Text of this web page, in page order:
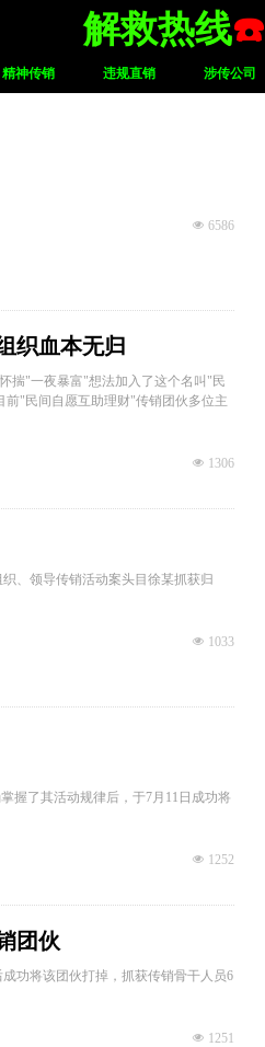
精神传销 违规直销 涉传公司
解救热线☎️
넶 6586
织血本无归
揣"一夜暴富"想法加入了这个名叫"民
"民间自愿互助理财"传销团伙多位主
넶 1306
、领导传销活动案头目徐某抓获归
넶 1033
握了其活动规律后，于7月11日成功将
넶 1252
团伙
功将该团伙打掉，抓获传销骨干人员6
넶 1251